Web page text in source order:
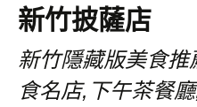
新竹披薩店
新竹隱藏版美食
食名店,下午茶餐